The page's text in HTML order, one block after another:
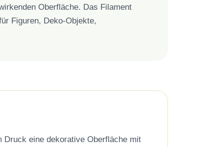
Oberfläche. Das Filament
Figuren, Deko-Objekte,
eine dekorative Oberfläche mit